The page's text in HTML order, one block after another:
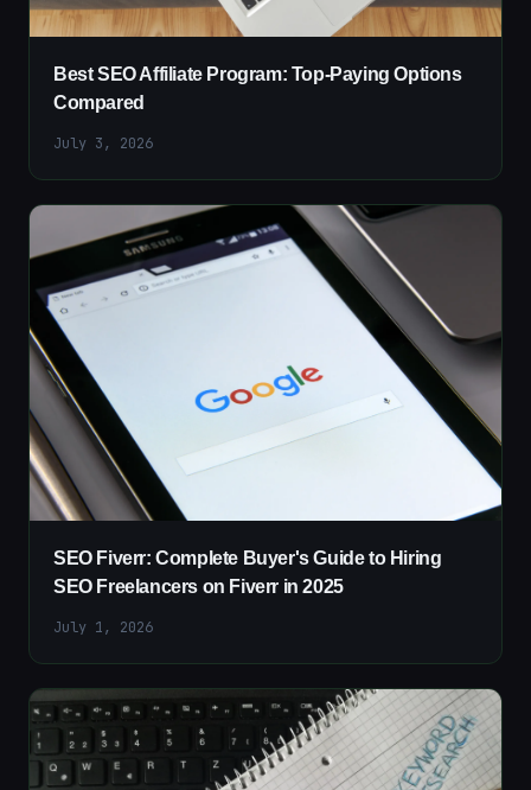
Best SEO Affiliate Program: Top-Paying Options
Compared
July 3, 2026
SEO Fiverr: Complete Buyer's Guide to Hiring
SEO Freelancers on Fiverr in 2025
July 1, 2026